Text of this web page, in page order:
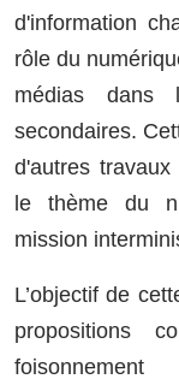
d'information
rôle du
médias dans
secondaires.
d'autres
le thème du
mission
L’objectif de
propositions